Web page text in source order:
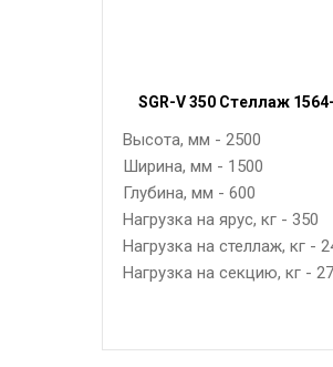
SGR-V 350 Стеллаж
Высота, мм - 2500
Ширина, мм - 1500
Глубина, мм - 600
Нагрузка на ярус, кг - 350
Нагрузка на стеллаж, кг -
Нагрузка на секцию, кг -